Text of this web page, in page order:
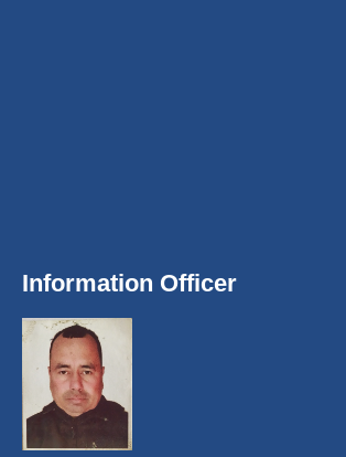
Information Officer